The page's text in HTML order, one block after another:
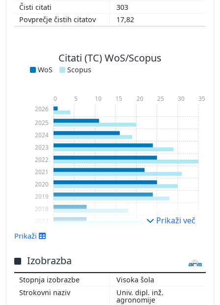
303
17,82
Citati (TC) WoS/Scopus
WoS Scopus
2011
2012
2013
2014
2016
2017
2018
2019
2020
2021
2022
2023
2024
2025
2026
0 5 10 15 20 25 30 35
Prikaži več
Prikaži
Izobrazba
Visoka šola
Univ. dipl. inž.
agronomije